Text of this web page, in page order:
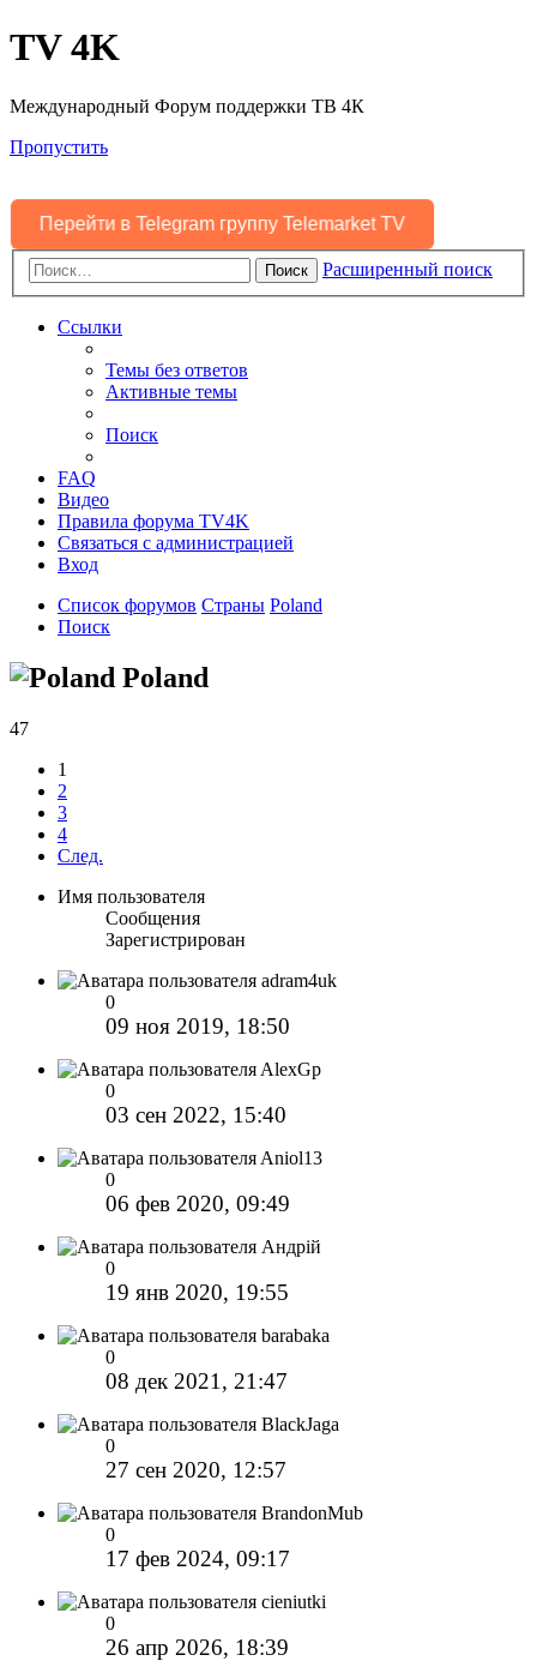
TV 4K
Международный Форум поддержки ТВ 4К
Пропустить
Перейти в Telegram группу Telemarket TV
Поиск Расширенный поиск
Ссылки
Темы без ответов
Активные темы
Поиск
FAQ
Видео
Правила форума TV4K
Связаться с администрацией
Вход
Список форумов Страны Poland
Поиск
Poland
47
1
2
3
4
След.
Имя пользователя
Сообщения
Зарегистрирован
adram4uk
0
09 ноя 2019, 18:50
AlexGp
0
03 сен 2022, 15:40
Aniol13
0
06 фев 2020, 09:49
Андрій
0
19 янв 2020, 19:55
barabaka
0
08 дек 2021, 21:47
BlackJaga
0
27 сен 2020, 12:57
BrandonMub
0
17 фев 2024, 09:17
cieniutki
0
26 апр 2026, 18:39